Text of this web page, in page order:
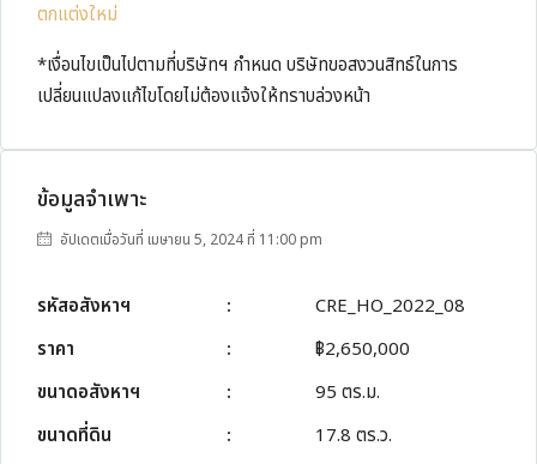
ตกแต่งใหม่
*เงื่อนไขเป็นไปตามที่บริษัทฯ กำหนด บริษัทขอสงวนสิทธ์ในการ
เปลี่ยนแปลงแก้ไขโดยไม่ต้องแจ้งให้ทราบล่วงหน้า
ข้อมูลจำเพาะ
อัปเดตเมื่อวันที่ เมษายน 5, 2024 ที่ 11:00 pm
รหัสอสังหาฯ :
CRE_HO_2022_08
ราคา
:
฿2,650,000
ขนาดอสังหาฯ
:
95 ตร.ม.
ขนาดที่ดิน
:
17.8 ตร.ว.